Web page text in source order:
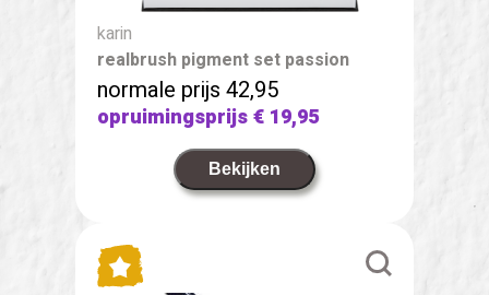
karin
realbrush pigment set passion
normale prijs 42,95
opruimingsprijs€ 19,95
Bekijken